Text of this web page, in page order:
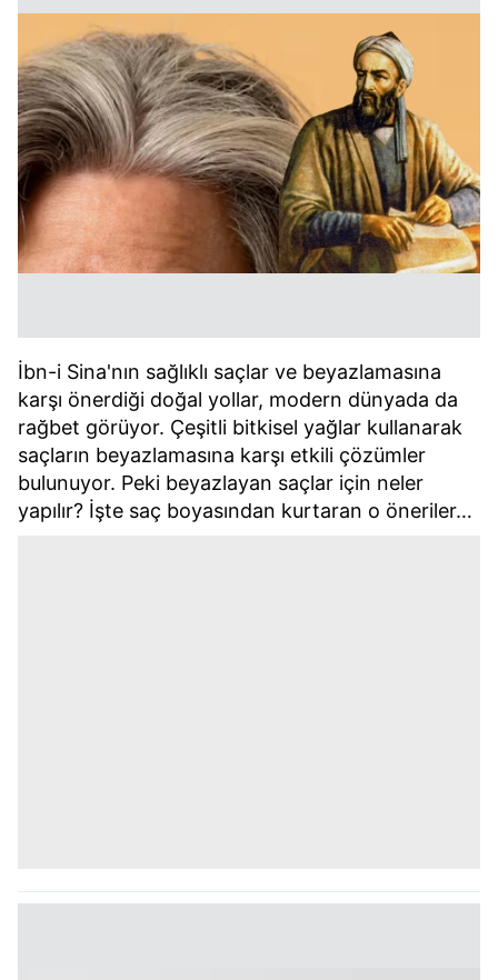
İbn-i Sina'nın sağlıklı saçlar ve beyazlamasına
karşı önerdiği doğal yollar, modern dünyada da
rağbet görüyor. Çeşitli bitkisel yağlar kullanarak
saçların beyazlamasına karşı etkili çözümler
bulunuyor. Peki beyazlayan saçlar için neler
yapılır? İşte saç boyasından kurtaran o öneriler…